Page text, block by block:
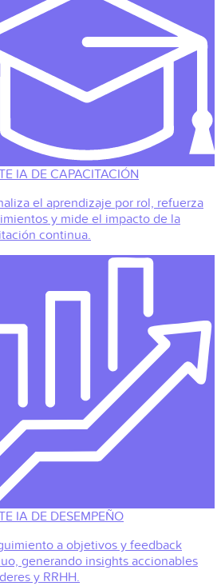
IA DE CAPACITACIÓN
el aprendizaje por rol, refuerza
y mide el impacto de la
continua.
IA DE DESEMPEÑO
a objetivos y feedback
generando insights accionables
y RRHH.